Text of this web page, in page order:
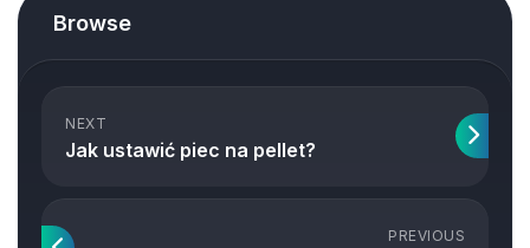
Browse
NEXT
Jak ustawić piec na pellet?
PREVIOUS